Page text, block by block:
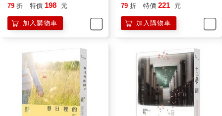
雖然姚淇笑得親切，但其他三人的凶狠目光讓蔡欣頤不敢放下心
來，只能無助地看了看我，再看向姚淇。
「開始嘍。黑—白—猜！」姚淇發令，她出了剪刀。
79 折 特價 198 元
加入購物車
79 折 特價 221 元
加入購物車